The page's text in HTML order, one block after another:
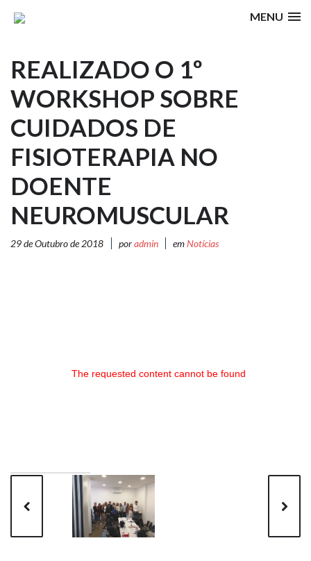
MENU
REALIZADO O 1º
WORKSHOP SOBRE
CUIDADOS DE
FISIOTERAPIA NO
DOENTE
NEUROMUSCULAR
29 de Outubro de 2018 poradmin emNotícias
The requested content cannot be found